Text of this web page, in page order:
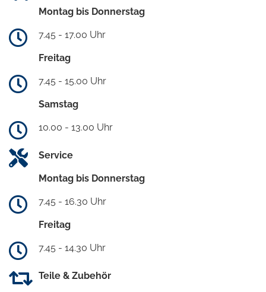
Montag bis Donnerstag
7.45 - 17.00 Uhr
Freitag
7.45 - 15.00 Uhr
Samstag
10.00 - 13.00 Uhr
Service
Montag bis Donnerstag
7.45 - 16.30 Uhr
Freitag
7.45 - 14.30 Uhr
Teile & Zubehör